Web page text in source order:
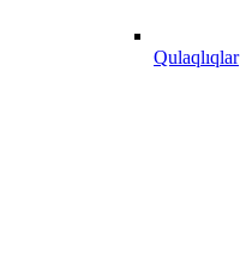
Qulaqlıqlar